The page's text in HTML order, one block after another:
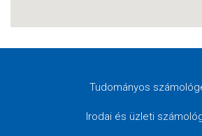
Tudományos
Irodai és üzleti